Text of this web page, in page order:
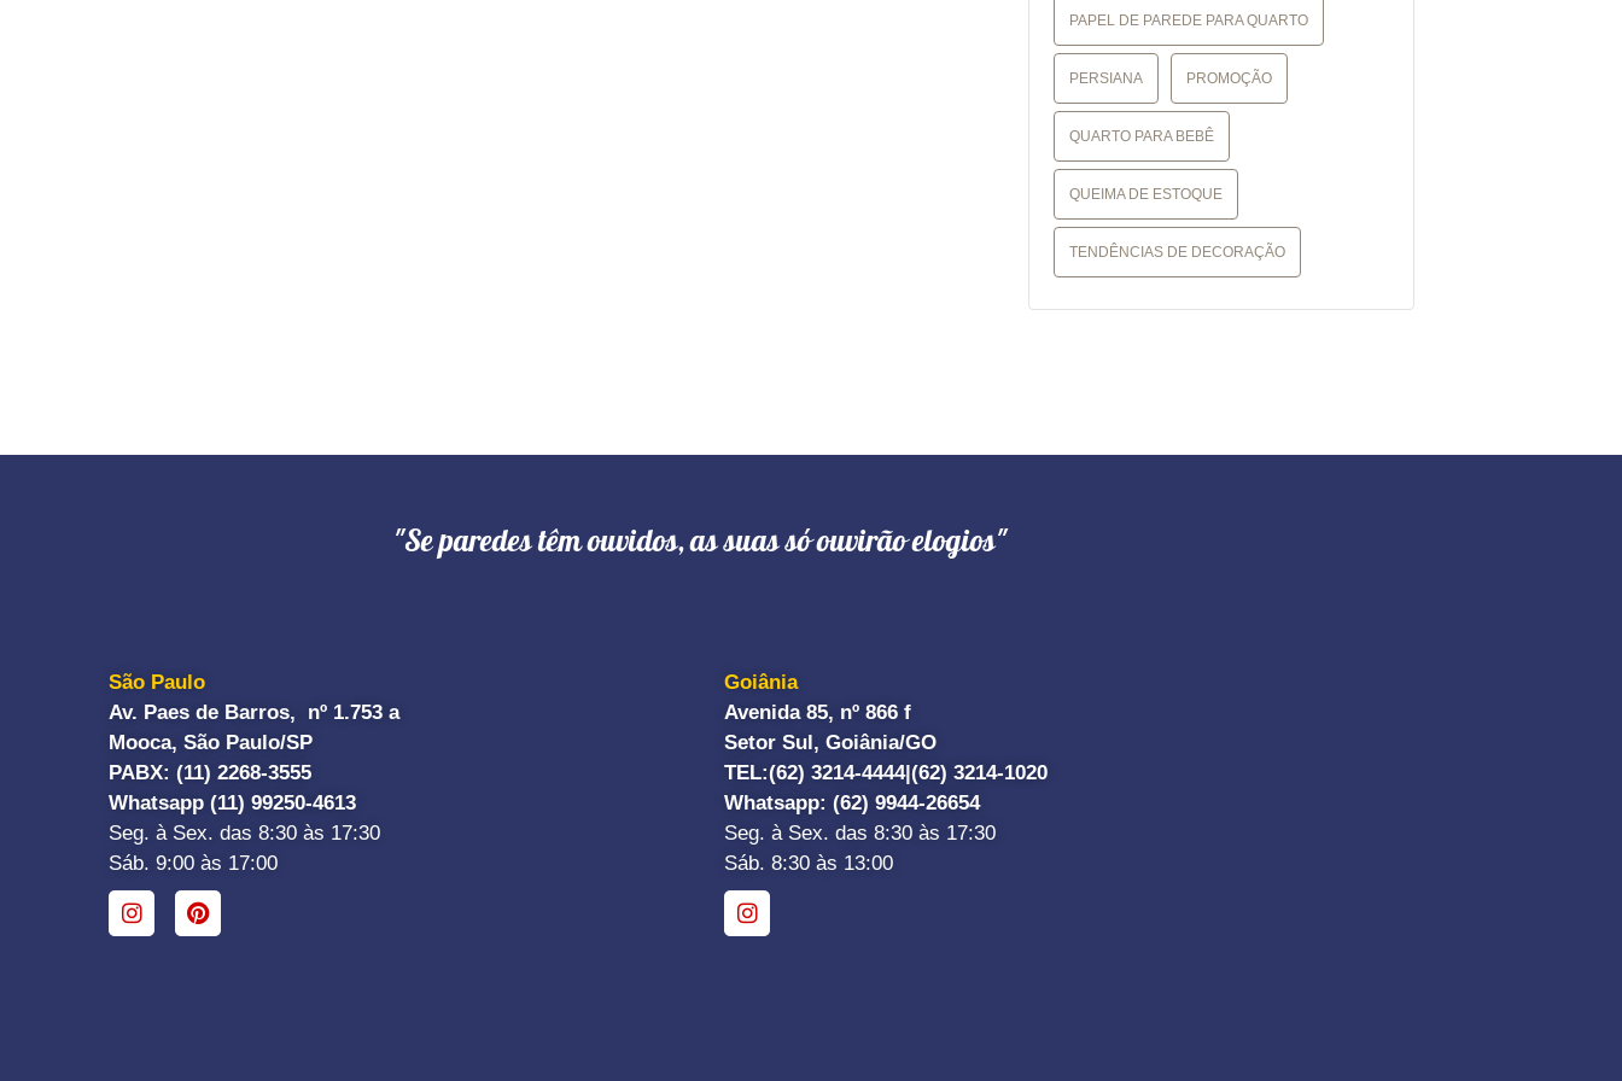
PAPEL DE PAREDE PARA QUARTO
PERSIANA PROMOÇÃO
QUARTO PARA BEBÊ
QUEIMA DE ESTOQUE
TENDÊNCIAS DE DECORAÇÃO
"Se paredes têm ouvidos, as suas só ouvirão elogios"
São Paulo
Av. Paes de Barros, nº 1.753 a
Mooca, São Paulo/SP
PABX: (11) 2268-3555
Whatsapp (11) 99250-4613
Seg. à Sex. das 8:30 às 17:30
Sáb. 9:00 às 17:00
Goiânia
Avenida 85, nº 866 f
Setor Sul, Goiânia/GO
TEL:(62) 3214-4444|(62) 3214-1020
Whatsapp: (62) 9944-26654
Seg. à Sex. das 8:30 às 17:30
Sáb. 8:30 às 13:00